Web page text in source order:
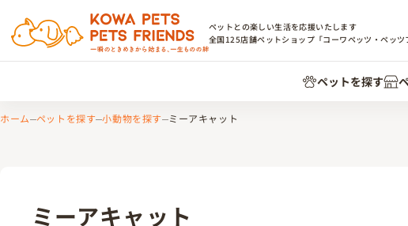
ペットとの楽しい生活を応援いたします
全国125店舗ペットショップ「コーワペッツ・ペッツ
ペットを探す
ホーム ペットを探す 小動物を探す ミーアキャット
ミーアキャット